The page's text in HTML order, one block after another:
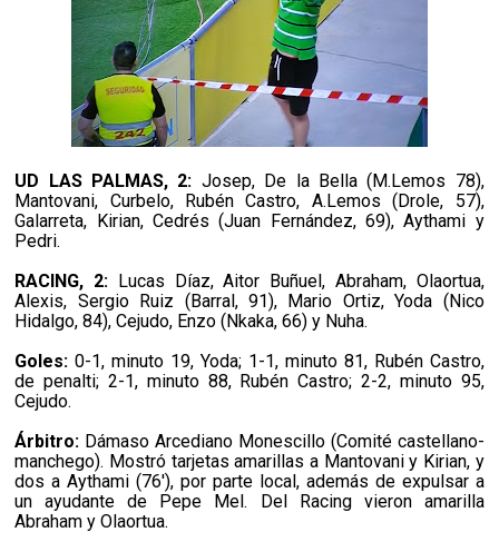
UD LAS PALMAS, 2: Josep, De la Bella (M.Lemos 78),
Mantovani, Curbelo, Rubén Castro, A.Lemos (Drole, 57),
Galarreta, Kirian, Cedrés (Juan Fernández, 69), Aythami y
Pedri.
RACING, 2: Lucas Díaz, Aitor Buñuel, Abraham, Olaortua,
Alexis, Sergio Ruiz (Barral, 91), Mario Ortiz, Yoda (Nico
Hidalgo, 84), Cejudo, Enzo (Nkaka, 66) y Nuha.
Goles: 0-1, minuto 19, Yoda; 1-1, minuto 81, Rubén Castro,
de penalti; 2-1, minuto 88, Rubén Castro; 2-2, minuto 95,
Cejudo.
Árbitro: Dámaso Arcediano Monescillo (Comité castellano-
manchego). Mostró tarjetas amarillas a Mantovani y Kirian, y
dos a Aythami (76′), por parte local, además de expulsar a
un ayudante de Pepe Mel. Del Racing vieron amarilla
Abraham y Olaortua.